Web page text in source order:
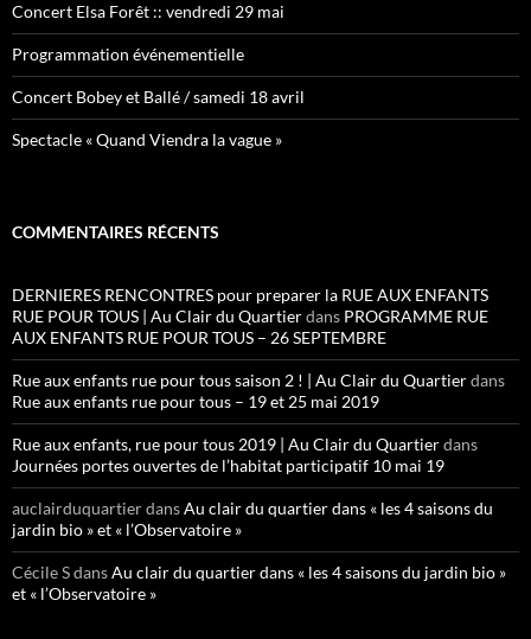
Concert Elsa Forêt :: vendredi 29 mai
Programmation événementielle
Concert Bobey et Ballé / samedi 18 avril
Spectacle « Quand Viendra la vague »
COMMENTAIRES RÉCENTS
DERNIERES RENCONTRES pour preparer la RUE AUX ENFANTS
RUE POUR TOUS | Au Clair du Quartierdans PROGRAMME RUE
AUX ENFANTS RUE POUR TOUS – 26 SEPTEMBRE
Rue aux enfants rue pour tous saison 2 ! | Au Clair du Quartierdans
Rue aux enfants rue pour tous – 19 et 25 mai 2019
Rue aux enfants, rue pour tous 2019 | Au Clair du Quartierdans
Journées portes ouvertes de l’habitat participatif 10 mai 19
auclairduquartierdansAu clair du quartier dans « les 4 saisons du
jardin bio » et « l’Observatoire »
Cécile SdansAu clair du quartier dans « les 4 saisons du jardin bio »
et « l’Observatoire »